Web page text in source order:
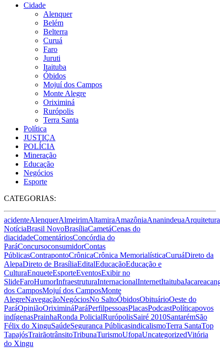
Cidade
Alenquer
Belém
Belterra
Curuá
Faro
Juruti
Itaituba
Óbidos
Mojuí dos Campos
Monte Alegre
Oriximiná
Rurópolis
Terra Santa
Política
JUSTIÇA
POLÍCIA
Mineração
Educação
Negócios
Esporte
CATEGORIAS:
acidenteAlenquerAlmeirimAltamiraAmazôniaAnanindeuaArquitetura
NotíciaBrasil NovoBrasíliaCametáCenas do
diacidadeComentáriosConcórdia do
ParáConcursoconsumidorContas
PúblicasContrapontoCrônicaCrônica MemorialísticaCuruáDireto da
AlepaDireto de BrasíliaEditalEducaçãoEducação e
CulturaEnqueteEsporteEventosExibir no
SlideFaroHumorInfraestruturaInternacionalInternetItaituba
dos CamposMojuí dos CamposMonte
AlegreNavegaçãoNegóciosNo SaltoÓbidosObituárioOeste do
ParáOpiniãoOriximináParáPerfilpessoasPlacasPodcastPolíticapovos
indígenasPrainhaRonda PolicialRurópolisSairé 2010SantarémSão
Félix do XinguSaúdeSegurança PúblicasindicalismoTerra SantaTop
TapajósTrairãotrânsitoTribunaTurismoUfopaUncategorizedVitória
do Xingu